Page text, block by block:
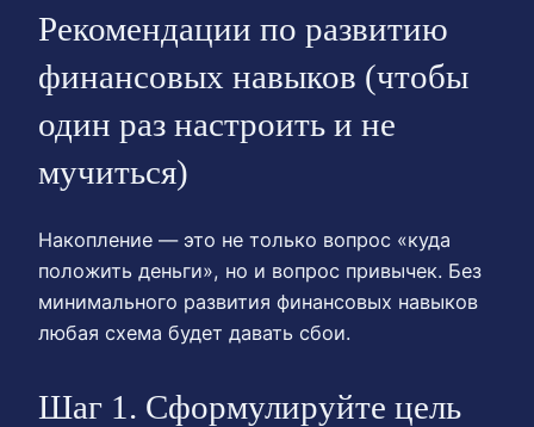
Рекомендации по развитию
финансовых навыков (чтобы
один раз настроить и не
мучиться)
Накопление — это не только вопрос «куда
положить деньги», но и вопрос привычек. Без
минимального развития финансовых навыков
любая схема будет давать сбои.
Шаг 1. Сформулируйте цель